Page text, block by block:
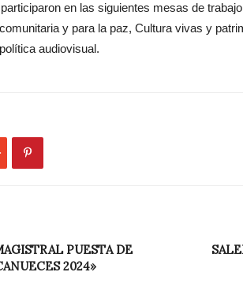
en las siguientes mesas de
y para la paz, Cultura vivas y
audiovisual.
PUESTA DE
2024»